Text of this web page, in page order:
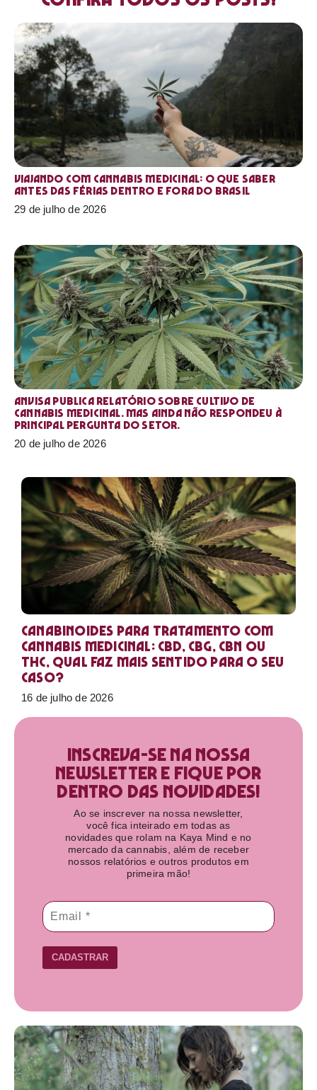
Viajando com cannabis medicinal: o que saber
antes das férias dentro e fora do Brasil
29 de julho de 2026
Anvisa publica relatório sobre cultivo de
Cannabis medicinal. Mas ainda não respondeu à
principal pergunta do setor.
20 de julho de 2026
Canabinoides para tratamento com
cannabis medicinal: CBD, CBG, CBN ou
THC, qual faz mais sentido para o seu
caso?
16 de julho de 2026
Inscreva-se na nossa
newsletter e fique por
dentro das novidades!​
Ao se inscrever na nossa newsletter,
você fica inteirado em todas as
novidades que rolam na Kaya Mind e no
mercado da cannabis, além de receber
nossos relatórios e outros produtos em
primeira mão!
CADASTRAR